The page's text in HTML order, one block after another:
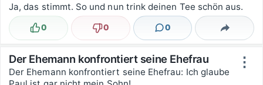
Ja, das stimmt. So und nun trink deinen Tee schön aus.
Lustig
0 Nicht lustig
0 0
Kommentare Teilen
⋮
Der Ehemann konfrontiert seine Ehefrau
Der Ehemann konfrontiert seine Ehefrau: Ich glaube